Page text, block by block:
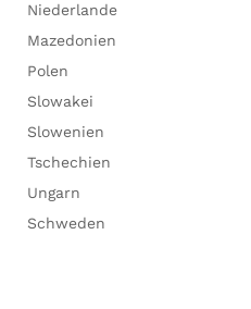
Niederlande
Mazedonien
Polen
Slowakei
Slowenien
Tschechien
Ungarn
Schweden